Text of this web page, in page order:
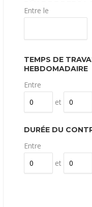
Entre le
TEMPS DE
HEBDOMADAIRE
et
DURÉE DU
et